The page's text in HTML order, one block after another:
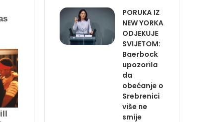
PORUKA IZ
NEW YORKA
ODJEKUJE
SVIJETOM:
Baerbock
upozorila
da
obećanje o
Srebrenici
više ne
smije